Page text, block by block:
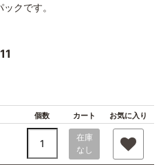
クです。
個数 カート お気に入り
在庫
なし